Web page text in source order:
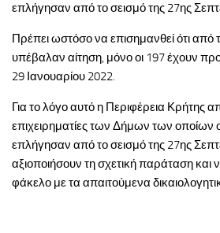
επλήγησαν από το σεισμό της 27ης
Πρέπει ωστόσο να επισημανθεί ότι από
υπέβαλαν αίτηση, μόνο οι 197 έχουν
29 Ιανουαρίου 2022.
Για το λόγο αυτό η Περιφέρεια Κρήτης
επιχειρηματίες των Δήμων των οποίων
επλήγησαν από το σεισμό της 27ης
αξιοποιήσουν τη σχετική παράταση και
φάκελο με τα απαιτούμενα